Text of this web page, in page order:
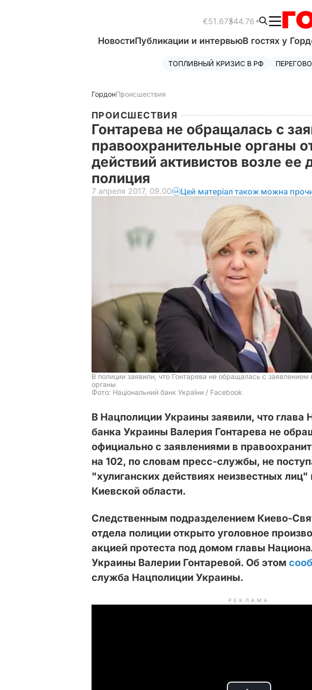
€51.67$44.76
НовостиПубликации и интервьюВ гостях у
ТОПЛИВНЫЙ КРИЗИС В РФ
ГордонПроисшествия
ПРОИСШЕСТВИЯ
Гонтарева не обращалась с
правоохранительные органы
действий активистов возле ее
полиция
7 апреля 2017, 09.00 Цей матеріал також можна
В полиции заявили, что Гонтарева не обращалась с
органы
Фото: Національний банк України / Facebook
В Нацполиции Украины заявили, что глава
банка Украины Валерия Гонтарева не
официально с заявлениями в
на 102, по словам пресс-службы, не
"хулиганских действиях неизвестных лиц"
Киевской области.
Следственным подразделением Киево-
отдела полиции открыто уголовное
акцией протеста под домом главы
Украины Валерии Гонтаревой. Об этом
служба Нацполиции Украины.
РЕКЛАМА